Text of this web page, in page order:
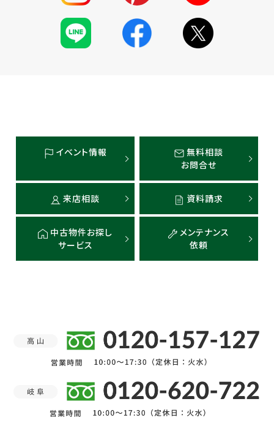
イベント情報
無料相談
お問合せ
来店相談 資料請求
中古物件お探し
サービス
メンテナンス
依頼